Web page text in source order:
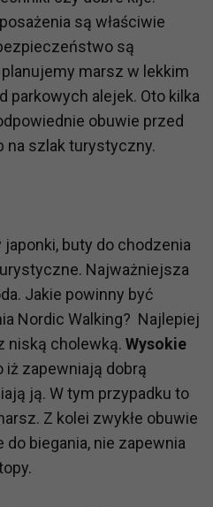
są właściwie
są
marsz w lekkim
parkowych alejek. Oto kilka
obuwie przed
na szlak turystyczny.
buty do chodzenia
Najważniejsza
Jakie powinny być
Nordic Walking? Najlepiej
niską cholewką. Wysokie
iż zapewniają dobrą
ją. W tym przypadku to
Z kolei zwykłe obuwie
biegania, nie zapewnia